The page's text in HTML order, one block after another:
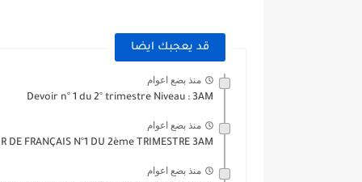
قد يعجبك ايضا
منذ بضع اعوام
Devoir n° 1 du 2° trimestre Niveau : 3AM
منذ بضع اعوام
DE FRANÇAIS N°1 DU 2ème TRIMESTRE 3AM
منذ بضع اعوام